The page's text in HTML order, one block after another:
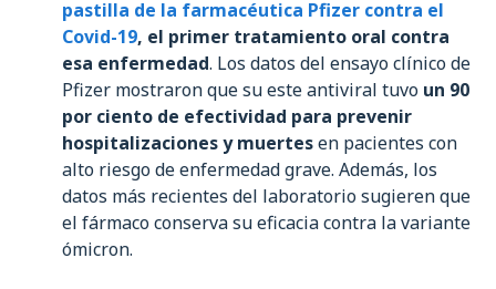
pastilla de la farmacéutica Pfizer contra el
Covid-19, el primer tratamiento oral contra
esa enfermedad. Los datos del ensayo clínico de
Pfizer mostraron que su este antiviral tuvo un 90
por ciento de efectividad para prevenir
hospitalizaciones y muertesen pacientes con
alto riesgo de enfermedad grave. Además, los
datos más recientes del laboratorio sugieren que
el fármaco conserva su eficacia contra la variante
ómicron.